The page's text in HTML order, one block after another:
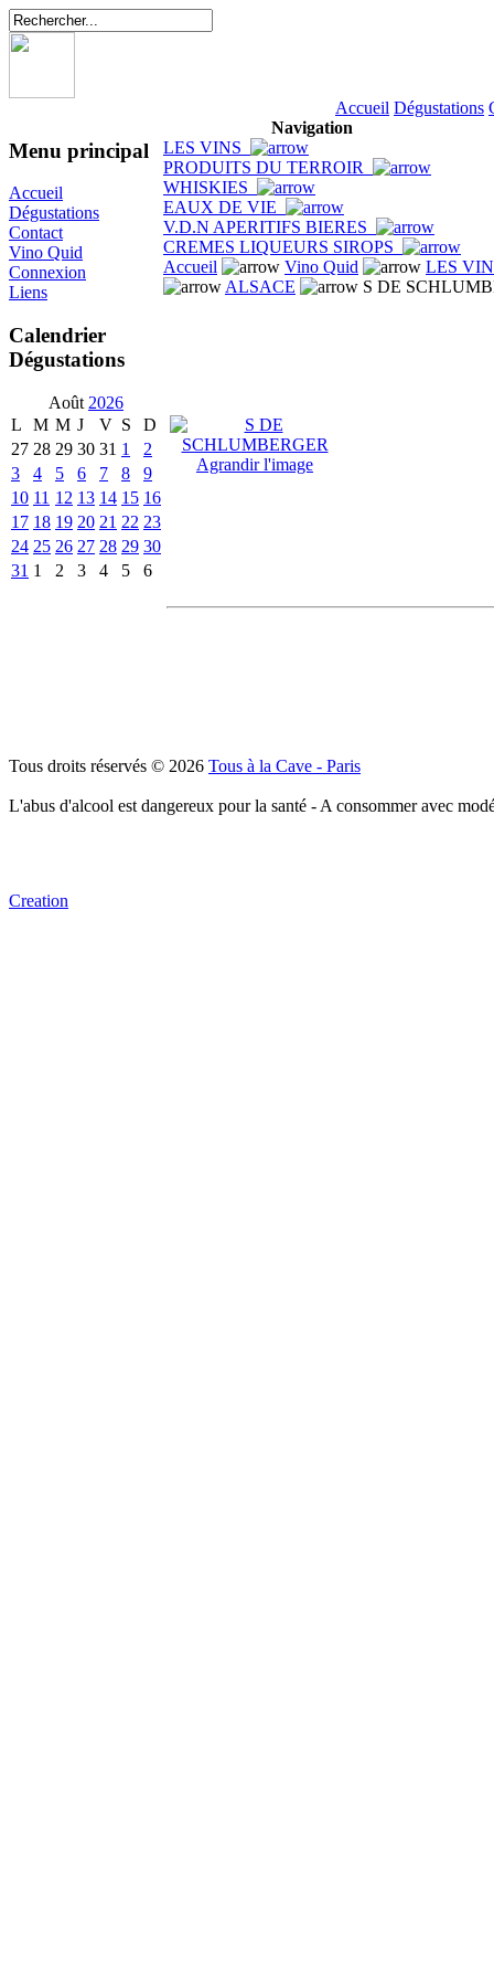
Accueil Dégustations
Menu principal
Accueil
Dégustations
Contact
Vino Quid
Connexion
Liens
Calendrier
Dégustations
Août 2026
L
M M J V S
D
27 28 29 30 31 1
2
3
4 5 6 7 8
9
10 11 12 13 14 15 16
17 18 19 20 21 22 23
24 25 26 27 28 29 30
31 1 2 3 4 5 6
Navigation
LES VINS
PRODUITS DU TERROIR
WHISKIES
EAUX DE VIE
V.D.N APERITIFS BIERES
CREMES LIQUEURS SIROPS
Accueil
Vino Quid
LES
ALSACE
S DE
Agrandir l'image
Tous droits réservés © 2026 Tous à la Cave - Paris
L'abus d'alcool est dangereux pour la santé - A consommer avec
Creation